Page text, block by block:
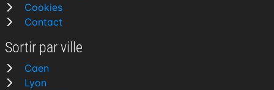
Cookies
Contact
Sortir par ville
Caen
Lyon